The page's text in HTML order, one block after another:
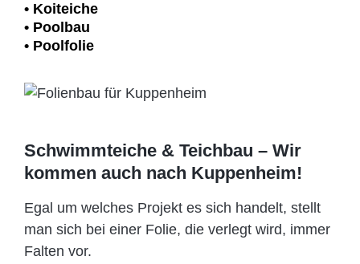
• Koiteiche
• Poolbau
• Poolfolie
Schwimmteiche & Teichbau – Wir
kommen auch nach Kuppenheim!
Egal um welches Projekt es sich handelt, stellt
man sich bei einer Folie, die verlegt wird, immer
Falten vor.